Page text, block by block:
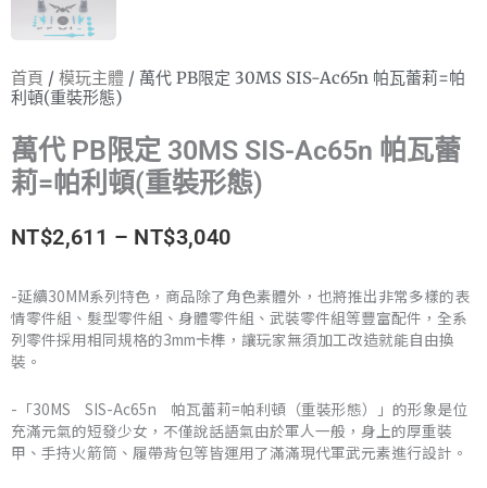
首頁 / 模玩主體 / 萬代 PB限定 30MS SIS-Ac65n 帕瓦蕾莉=帕
利頓(重裝形態)
萬代 PB限定 30MS SIS-Ac65n 帕瓦蕾
莉=帕利頓(重裝形態)
NT$2,611 – NT$3,040價
範
NT$2,611
到
-延續30MM系列特色，商品除了角色素體外，也將推出非常多樣的表
情零件組、髮型零件組、身體零件組、武裝零件組等豐富配件，全系
列零件採用相同規格的3mm卡榫，讓玩家無須加工改造就能自由換
裝。
-「30MS SIS-Ac65n 帕瓦蕾莉=帕利頓（重裝形態）」的形象是位
充滿元氣的短發少女，不僅說話語氣由於軍人一般，身上的厚重裝
甲、手持火箭筒、履帶背包等皆運用了滿滿現代軍武元素進行設計。